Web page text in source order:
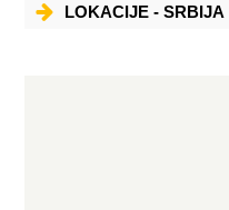
LOKACIJE - SRBIJA